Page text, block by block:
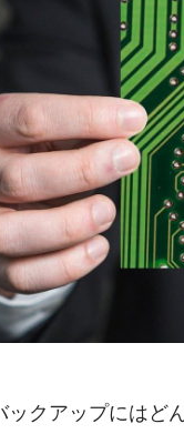
ックアップにはど